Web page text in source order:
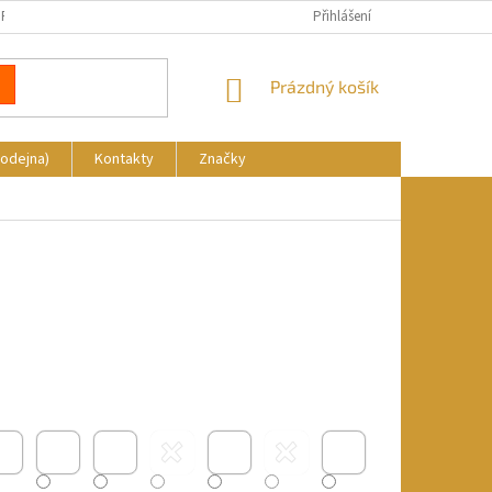
REKLAMACE KDE NÁS NAJDETE
Přihlášení
NÁKUPNÍ
Prázdný košík
Kontakty
Značky